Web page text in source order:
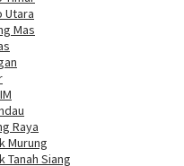
Utara
Mas
Raya
Murung
Tanah Siang